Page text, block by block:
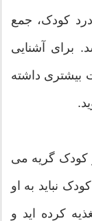
کودک، جمع
آشنایی
بیشتری داشته
کودک گریه می
نباید به او
کرده اید و